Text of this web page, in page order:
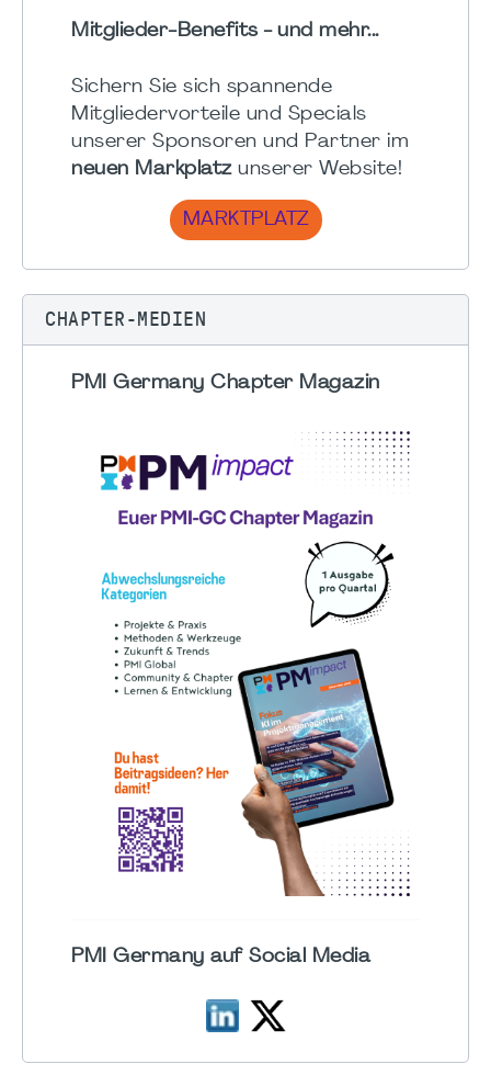
Mitglieder-Benefits - und mehr...
Sichern Sie sich spannende
Mitgliedervorteile und Specials
unserer Sponsoren und Partner im
neuen Markplatzunserer Website!
MARKTPLATZ
CHAPTER-MEDIEN
PMI Germany Chapter Magazin
PMI Germany auf Social Media